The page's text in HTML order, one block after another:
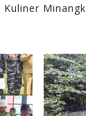
Kuliner